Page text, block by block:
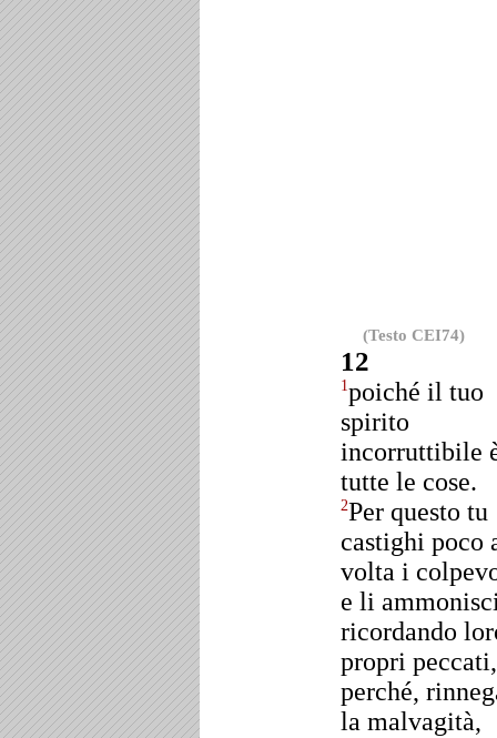
(Testo CEI74)
12
1poiché il tuo
spirito
incorruttibile
tutte le cose.
2Per questo tu
castighi poco
volta i
e li
ricordando
propri peccati,
perché,
la malvagità,